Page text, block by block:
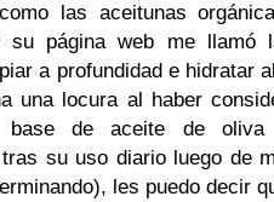
las aceitunas
su página web me llamó
a profundidad e hidratar
una locura al haber
base de aceite de oliva
su uso diario luego de
les puedo decir